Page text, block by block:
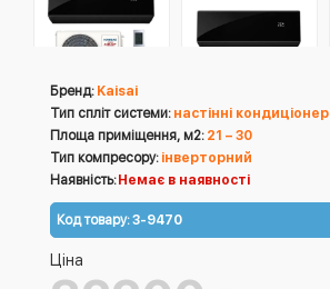
Бренд: Kaisai
Тип спліт системи: настінні кондиціонер
Площа приміщення, м2: 21 – 30
Тип компресору: інверторний
Наявність: Немає в наявності
Код товару:3-9470
Ціна